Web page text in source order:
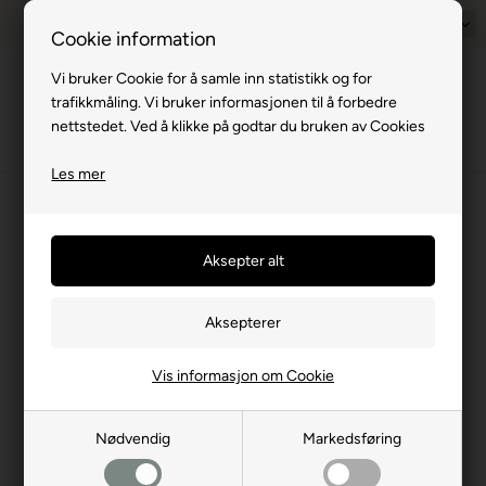
Cookie information
Vi bruker Cookie for å samle inn statistikk og for
trafikkmåling. Vi bruker informasjonen til å forbedre
nettstedet. Ved å klikke på godtar du bruken av Cookies
Les mer
Nødvendig Markedsføring
Vis informasjon om Cookie
14
Meny
Solcelleanlegg, solceller og solpaneler
solcelleanlegg for innbygging/montering på
Solceller er den enkleste og rimeligste måten å sikre strøm på
farten, spesielt hvis du camperer på steder uten tilgang til strøm,
men fortsatt ønsker strøm til kjøleskap, vannpumpe, telefon mm.
Flere av løsningene egner seg også godt for fastliggere eller for